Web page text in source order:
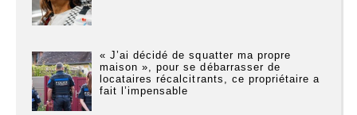
« J’ai décidé de squatter ma propre
maison », pour se débarrasser de
locataires récalcitrants, ce propriétaire a
fait l’impensable